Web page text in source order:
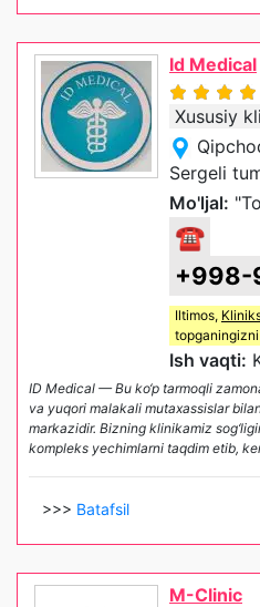
Id Medical
Xususiy
Sergeli
Mo'ljal:
☎
Iltimos,
Ish vaqti:
ID Medical — Bu ko‘p tarmoqli
va yuqori malakali mutaxassislar
markazidir. Bizning klinikamiz
kompleks yechimlarni taqdim etib,
>>> Batafsil
M-Clinic